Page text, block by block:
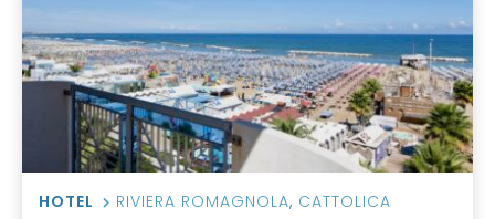
HOTEL RIVIERA ROMAGNOLA, CATTOLICA